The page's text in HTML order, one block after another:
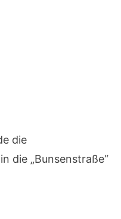
die
die „Bunsenstraße“